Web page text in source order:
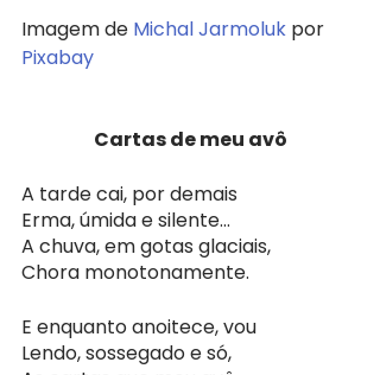
Imagem de Michal Jarmoluk por
Pixabay
Cartas de meu avô
A tarde cai, por demais
Erma, úmida e silente…
A chuva, em gotas glaciais,
Chora monotonamente.
E enquanto anoitece, vou
Lendo, sossegado e só,